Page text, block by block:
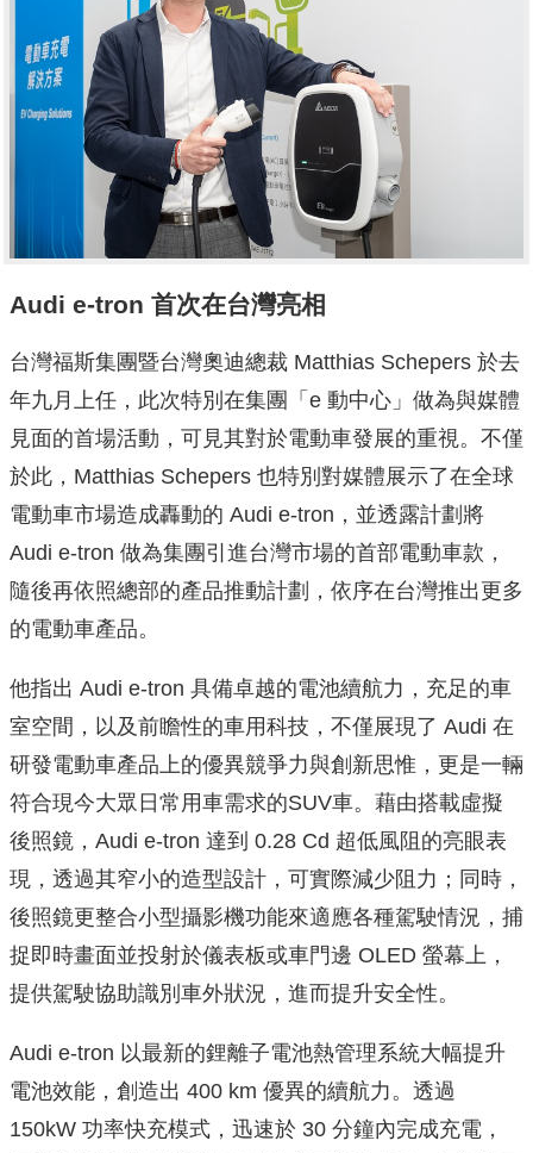
Audi e-tron 首次在台灣亮相
台灣福斯集團暨台灣奧迪總裁 Matthias Schepers 於去
年九月上任，此次特別在集團「e 動中心」做為與媒體
見面的首場活動，可見其對於電動車發展的重視。不僅
於此，Matthias Schepers 也特別對媒體展示了在全球
電動車市場造成轟動的 Audi e-tron，並透露計劃將
Audi e-tron 做為集團引進台灣市場的首部電動車款，
隨後再依照總部的產品推動計劃，依序在台灣推出更多
的電動車產品。
他指出 Audi e-tron 具備卓越的電池續航力，充足的車
室空間，以及前瞻性的車用科技，不僅展現了 Audi 在
研發電動車產品上的優異競爭力與創新思惟，更是一輛
符合現今大眾日常用車需求的SUV車。藉由搭載虛擬
後照鏡，Audi e-tron 達到 0.28 Cd 超低風阻的亮眼表
現，透過其窄小的造型設計，可實際減少阻力；同時，
後照鏡更整合小型攝影機功能來適應各種駕駛情況，捕
捉即時畫面並投射於儀表板或車門邊 OLED 螢幕上，
提供駕駛協助識別車外狀況，進而提升安全性。
Audi e-tron 以最新的鋰離子電池熱管理系統大幅提升
電池效能，創造出 400 km 優異的續航力。透過
150kW 功率快充模式，迅速於 30 分鐘內完成充電，